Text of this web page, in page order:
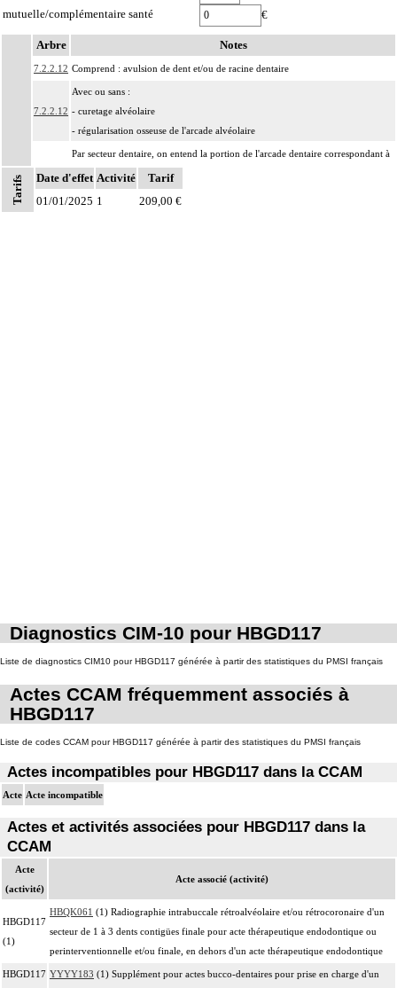
mutuelle/complémentaire santé
€
Notes
Arbre Notes
7.2.2.12 Comprend : avulsion de dent et/ou de racine dentaire
7.2.2.12
Avec ou sans :
- curetage alvéolaire
- régularisation osseuse de l'arcade alvéolaire
7.2.2
Par secteur dentaire, on entend la portion de l'arcade dentaire correspondant à
l'implantation habituelle des dents considérées, que cette portion soit dentée ou
non.
Tarifs Date d'effet Activité
Tarif
01/01/2025 1 209,00 €
Diagnostics CIM-10 pour HBGD117
Liste de diagnostics CIM10 pour HBGD117 générée à partir des statistiques du PMSI français
Actes CCAM fréquemment associés à
HBGD117
Liste de codes CCAM pour HBGD117 générée à partir des statistiques du PMSI français
Actes incompatibles pour HBGD117 dans la CCAM
Acte Acte incompatible
Actes et activités associées pour HBGD117 dans la
CCAM
Acte
(activité)
Acte associé (activité)
HBGD117
(1)
HBQK061 (1) Radiographie intrabuccale rétroalvéolaire et/ou rétrocoronaire d'un
secteur de 1 à 3 dents contigües finale pour acte thérapeutique endodontique ou
perinterventionnelle et/ou finale, en dehors d'un acte thérapeutique endodontique
HBGD117 YYYY183 (1) Supplément pour actes bucco-dentaires pour prise en charge d'un